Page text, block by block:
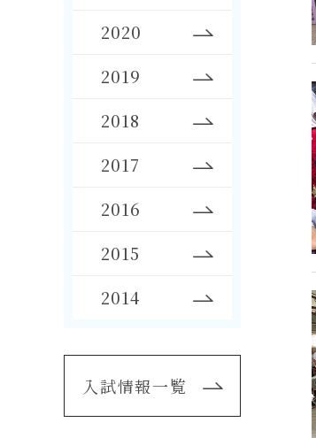
2020
2019
2018
2017
2016
2015
2014
入試情報一覧